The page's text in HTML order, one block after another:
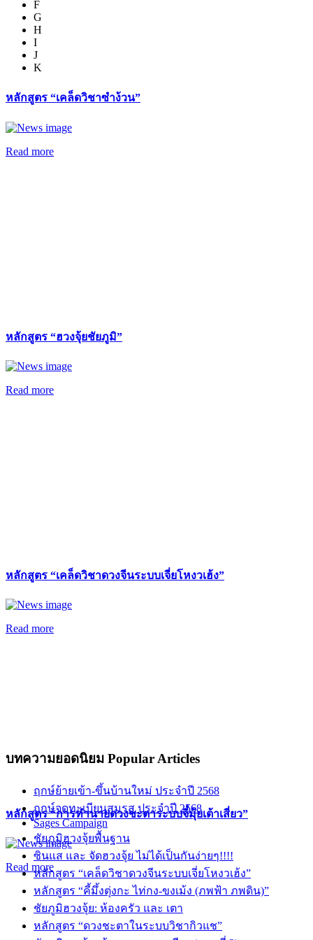
F
G
H
I
J
K
หลักสูตร “เคล็ดวิชาซำง้วน”
Read more
หลักสูตร “ฮวงจุ้ยชัยภูมิ”
Read more
หลักสูตร “เคล็ดวิชาดวงจีนระบบเจี่ยโหงวเฮ้ง”
Read more
หลักสูตร “การทำนายดวงชะตาระบบจี๋มุ้ยเต้าเสี่ยว”
Read more
บทความยอดนิยม Popular Articles
ฤกษ์ย้ายเข้า-ขึ้นบ้านใหม่ ประจำปี 2568
ฤกษ์จดทะเบียนสมรส ประจำปี 2568
Sages Campaign
ชัยภูมิฮวงจุ้ยพื้นฐาน
ซินแส และ จัดฮวงจุ้ย ไม่ได้เป็นกันง่ายๆ!!!!
หลักสูตร “เคล็ดวิชาดวงจีนระบบเจี่ยโหงวเฮ้ง”
หลักสูตร “คี้มึ้งตุ่งกะ ไท่กง-ขงเม้ง (ภพฟ้า ภพดิน)”
ชัยภูมิฮวงจุ้ย: ห้องครัว และ เตา
หลักสูตร “ดวงชะตาในระบบวิชากิวแช”